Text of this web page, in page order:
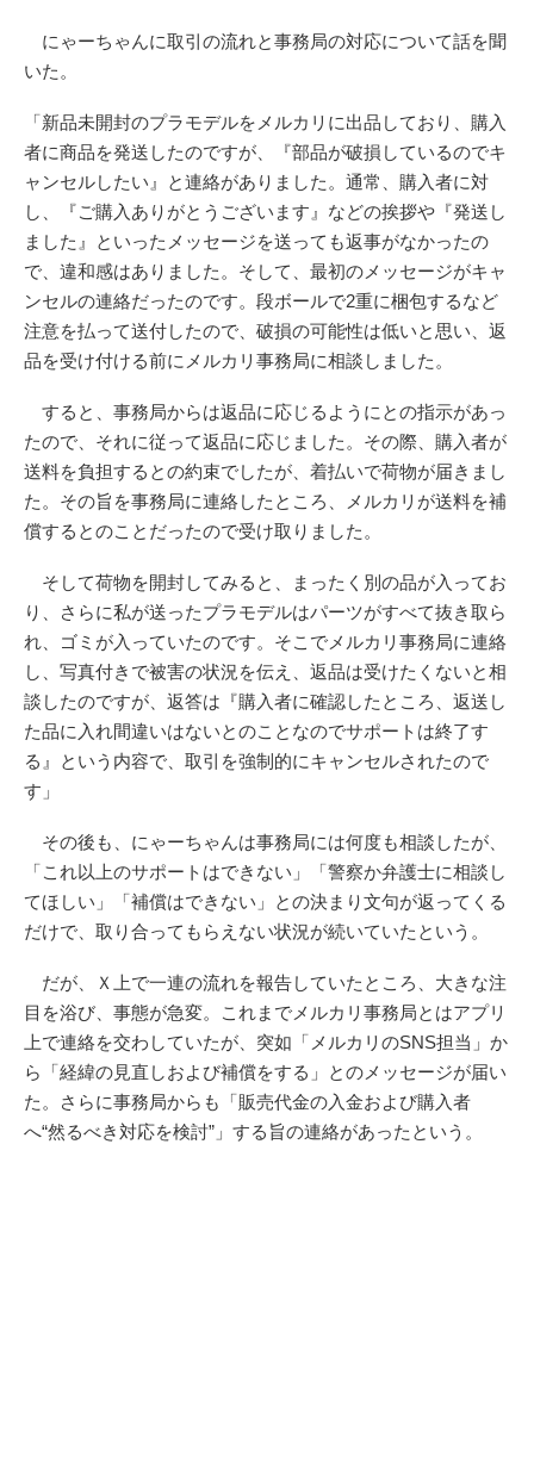
にゃーちゃんに取引の流れと事務局の対応について話を聞
いた。
「新品未開封のプラモデルをメルカリに出品しており、購入
者に商品を発送したのですが、『部品が破損しているのでキ
ャンセルしたい』と連絡がありました。通常、購入者に対
し、『ご購入ありがとうございます』などの挨拶や『発送し
ました』といったメッセージを送っても返事がなかったの
で、違和感はありました。そして、最初のメッセージがキャ
ンセルの連絡だったのです。段ボールで2重に梱包するなど
注意を払って送付したので、破損の可能性は低いと思い、返
品を受け付ける前にメルカリ事務局に相談しました。
すると、事務局からは返品に応じるようにとの指示があっ
たので、それに従って返品に応じました。その際、購入者が
送料を負担するとの約束でしたが、着払いで荷物が届きまし
た。その旨を事務局に連絡したところ、メルカリが送料を補
償するとのことだったので受け取りました。
そして荷物を開封してみると、まったく別の品が入ってお
り、さらに私が送ったプラモデルはパーツがすべて抜き取ら
れ、ゴミが入っていたのです。そこでメルカリ事務局に連絡
し、写真付きで被害の状況を伝え、返品は受けたくないと相
談したのですが、返答は『購入者に確認したところ、返送し
た品に入れ間違いはないとのことなのでサポートは終了す
る』という内容で、取引を強制的にキャンセルされたので
す」
その後も、にゃーちゃんは事務局には何度も相談したが、
「これ以上のサポートはできない」「警察か弁護士に相談し
てほしい」「補償はできない」との決まり文句が返ってくる
だけで、取り合ってもらえない状況が続いていたという。
だが、Ｘ上で一連の流れを報告していたところ、大きな注
目を浴び、事態が急変。これまでメルカリ事務局とはアプリ
上で連絡を交わしていたが、突如「メルカリのSNS担当」か
ら「経緯の見直しおよび補償をする」とのメッセージが届い
た。さらに事務局からも「販売代金の入金および購入者
へ“然るべき対応を検討”」する旨の連絡があったという。